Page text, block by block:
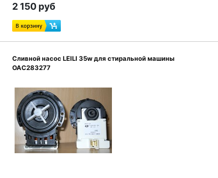
2 150 руб
Сливной насос LEILI 35w для стиральной машины
OAC283277